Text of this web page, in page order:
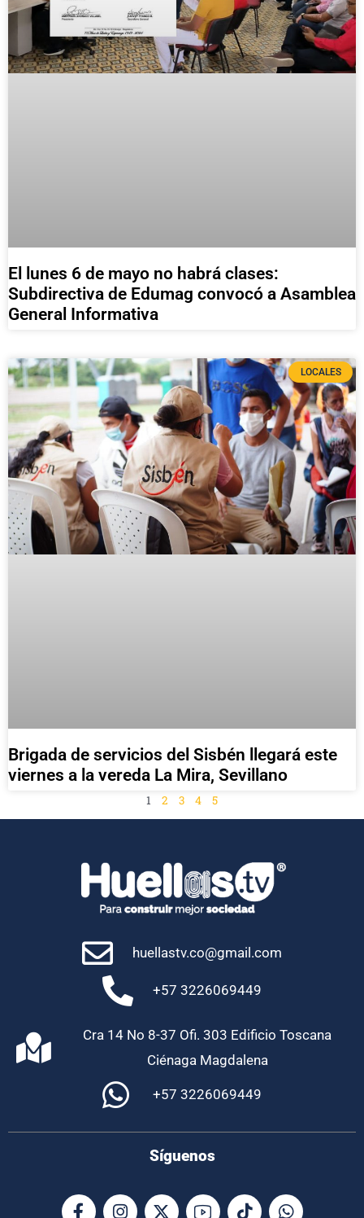
El lunes 6 de mayo no habrá clases:
Subdirectiva de Edumag convocó a Asamblea
General Informativa
LOCALES
Brigada de servicios del Sisbén llegará este
viernes a la vereda La Mira, Sevillano
1 2 3 4 5
huellastv.co@gmail.com
+57 3226069449
Cra 14 No 8-37 Ofi. 303 Edificio Toscana
Ciénaga Magdalena
+57 3226069449
Síguenos